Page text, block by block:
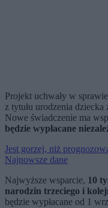
Projekt uchwały w
z tytułu urodzenia dziecka
Nowe świadczenie ma
będzie wypłacane
Jest gorzej, niż
Najnowsze dane
Najwyższe wsparcie, 10
narodzin trzeciego i
będzie wypłacane od 1